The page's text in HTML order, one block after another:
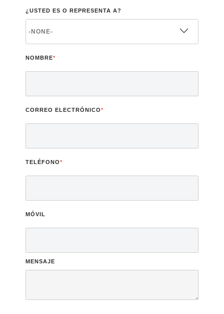
¿USTED ES O REPRESENTA A?
NOMBRE*
CORREO ELECTRÓNICO*
TELÉFONO*
MÓVIL
MENSAJE